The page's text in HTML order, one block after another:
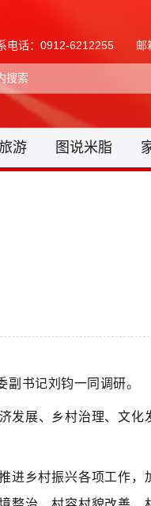
电话：0912-6212255 邮
游 图说米脂
书记刘钧一同调研。
发展、乡村治理、文化
进乡村振兴各项工作，